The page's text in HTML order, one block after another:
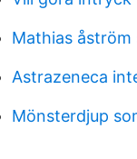
Mathias åström
Astrazeneca
Mönsterdjup